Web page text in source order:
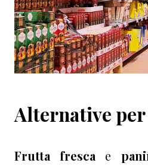
Alternative per
Frutta fresca e